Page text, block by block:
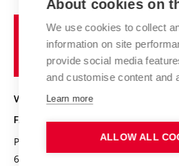
Studium a stáže v zahraničí
Pracovní nabídky
Den chemie
Chemici z VUT
Stipendia
Studijní předpisy
Projekty
Úspěchy a ocenění
Konference a soutěže
Kvalifikační řízení
Fórum Chemistry and Life
Střední školy a FCH
Popularizace vědy
Organizační struktura
Historie fakulty
Kalendář akcí
Fotogalerie
Absolventi
Reklamní předměty
Fakultní časopis
VYSOKÉ UČENÍ TECHNICKÉ V BRNĚ
FAKULTA CHEMICKÁ
Purkyňova 464/118
612 00 Brno
About cookies on
We use cookies to collect
information on site
provide social media
and customise content and
Learn more
ALLOW ALL